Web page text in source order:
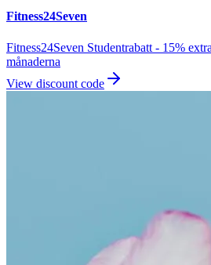
Fitness24Seven
Fitness24Seven Studentrabatt - 15%
månaderna
View discount code